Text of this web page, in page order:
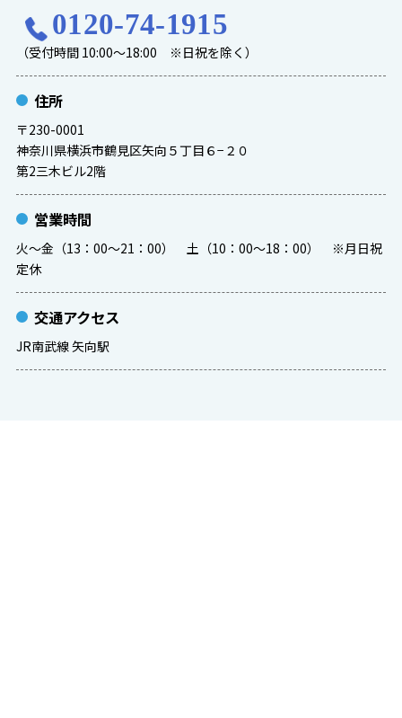
0120-74-1915
（受付時間 10:00～18:00 ※日祝を除く）
住所
〒230-0001
神奈川県横浜市鶴見区矢向５丁目６−２０
第2三木ビル2階
営業時間
火～金（13：00～21：00） 土（10：00～18：00） ※月日祝
定休
交通アクセス
JR南武線 矢向駅